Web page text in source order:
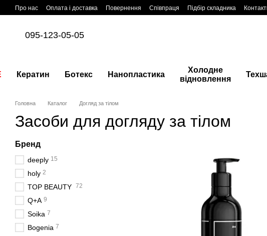
Перейти до основного контенту
Про нас Оплата і доставка Повернення Співпраця Підбір складника
095-123-05-05
Кератин Ботекс Нанопластика
Холодне
відновлення
Головна Каталог Догляд за тілом
Засоби для догляду за тілом
Бренд
deeply 15
holy 2
TOP BEAUTY 72
Q+A 9
Soika 7
Bogenia 7